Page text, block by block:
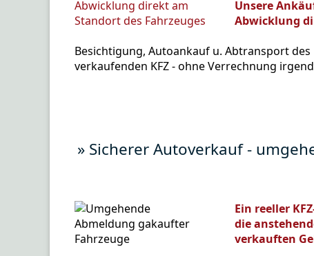
Unsere
Abwicklung
Besichtigung, Autoankauf u. Abtransport
verkaufenden KFZ - ohne Verrechnung
» Sicherer Autoverkauf -
Ein reeller
die
verkauften